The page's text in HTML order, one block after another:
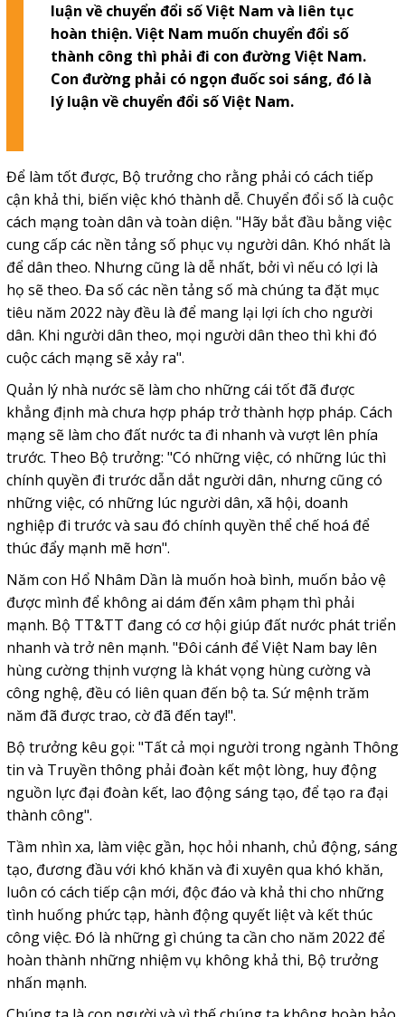
luận về chuyển đổi số Việt Nam và liên tục
hoàn thiện. Việt Nam muốn chuyển đổi số
thành công thì phải đi con đường Việt Nam.
Con đường phải có ngọn đuốc soi sáng, đó là
lý luận về chuyển đổi số Việt Nam.
Để làm tốt được, Bộ trưởng cho rằng phải có cách tiếp
cận khả thi, biến việc khó thành dễ. Chuyển đổi số là cuộc
cách mạng toàn dân và toàn diện. "Hãy bắt đầu bằng việc
cung cấp các nền tảng số phục vụ người dân. Khó nhất là
để dân theo. Nhưng cũng là dễ nhất, bởi vì nếu có lợi là
họ sẽ theo. Đa số các nền tảng số mà chúng ta đặt mục
tiêu năm 2022 này đều là để mang lại lợi ích cho người
dân. Khi người dân theo, mọi người dân theo thì khi đó
cuộc cách mạng sẽ xảy ra".
Quản lý nhà nước sẽ làm cho những cái tốt đã được
khẳng định mà chưa hợp pháp trở thành hợp pháp. Cách
mạng sẽ làm cho đất nước ta đi nhanh và vượt lên phía
trước. Theo Bộ trưởng: "Có những việc, có những lúc thì
chính quyền đi trước dẫn dắt người dân, nhưng cũng có
những việc, có những lúc người dân, xã hội, doanh
nghiệp đi trước và sau đó chính quyền thể chế hoá để
thúc đẩy mạnh mẽ hơn".
Năm con Hổ Nhâm Dần là muốn hoà bình, muốn bảo vệ
được mình để không ai dám đến xâm phạm thì phải
mạnh. Bộ TT&TT đang có cơ hội giúp đất nước phát triển
nhanh và trở nên mạnh. "Đôi cánh để Việt Nam bay lên
hùng cường thịnh vượng là khát vọng hùng cường và
công nghệ, đều có liên quan đến bộ ta. Sứ mệnh trăm
năm đã được trao, cờ đã đến tay!".
Bộ trưởng kêu gọi: "Tất cả mọi người trong ngành Thông
tin và Truyền thông phải đoàn kết một lòng, huy động
nguồn lực đại đoàn kết, lao động sáng tạo, để tạo ra đại
thành công".
Tầm nhìn xa, làm việc gần, học hỏi nhanh, chủ động, sáng
tạo, đương đầu với khó khăn và đi xuyên qua khó khăn,
luôn có cách tiếp cận mới, độc đáo và khả thi cho những
tình huống phức tạp, hành động quyết liệt và kết thúc
công việc. Đó là những gì chúng ta cần cho năm 2022 để
hoàn thành những nhiệm vụ không khả thi, Bộ trưởng
nhấn mạnh.